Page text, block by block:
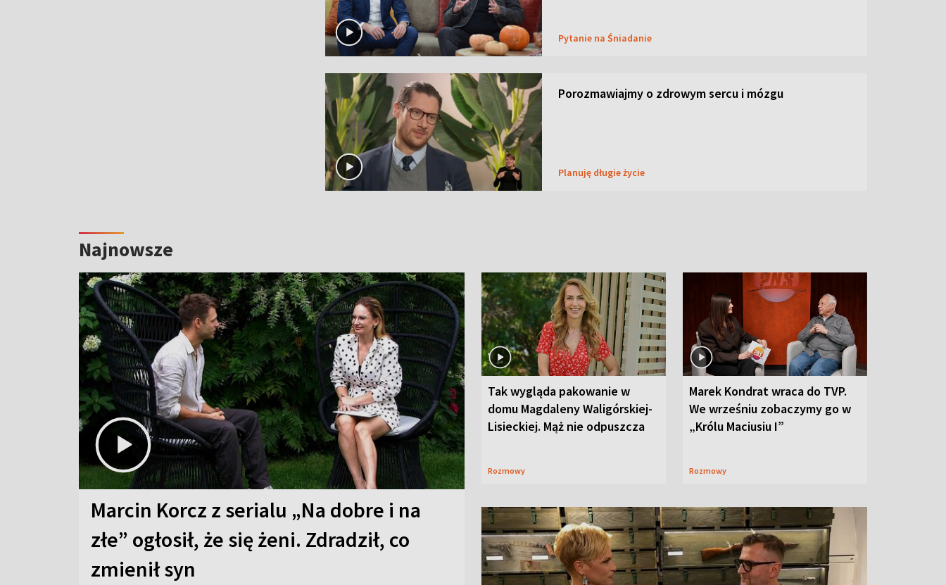
Pytanie na Śniadanie
Porozmawiajmy o zdrowym sercu i mózgu
Planuję długie życie
Najnowsze
Marcin Korcz z serialu „Na dobre i na
złe” ogłosił, że się żeni. Zdradził, co
zmienił syn
Tak wygląda pakowanie w
domu Magdaleny Waligórskiej-
Lisieckiej. Mąż nie odpuszcza
Rozmowy
Marek Kondrat wraca do TVP.
We wrześniu zobaczymy go w
„Królu Maciusiu I”
Rozmowy